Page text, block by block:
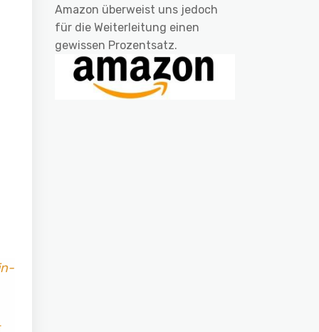
Amazon überweist uns jedoch
für die Weiterleitung einen
gewissen Prozentsatz.